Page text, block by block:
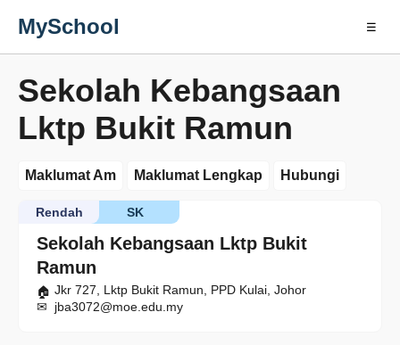
MySchool ☰
Sekolah Kebangsaan
Lktp Bukit Ramun
Maklumat Am Maklumat Lengkap Hubungi
Sekolah Kebangsaan Lktp Bukit
Ramun
SK
Rendah
Jkr 727, Lktp Bukit Ramun, PPD Kulai, Johor
jba3072@moe.edu.my